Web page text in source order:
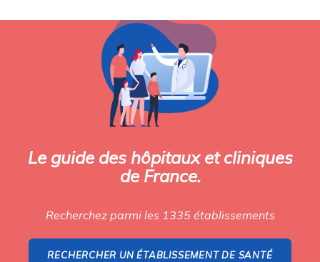
Le guide des hôpitaux et cliniques
de France.
Recherchez parmi les 1335 établissements
RECHERCHER UN ÉTABLISSEMENT DE SANTÉ